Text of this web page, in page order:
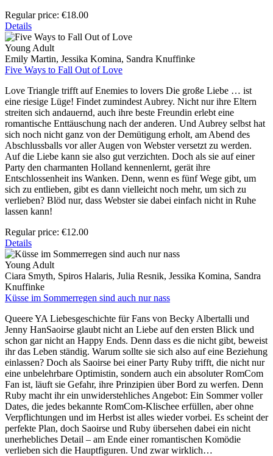
Regular price: €18.00
Details
Young Adult
Emily Martin, Jessika Komina, Sandra Knuffinke
Five Ways to Fall Out of Love
Love Triangle trifft auf Enemies to lovers Die große Liebe … ist
eine riesige Lüge! Findet zumindest Aubrey. Nicht nur ihre Eltern
streiten sich andauernd, auch ihre beste Freundin erlebt eine
romantische Enttäuschung nach der anderen. Und Aubrey selbst hat
sich noch nicht ganz von der Demütigung erholt, am Abend des
Abschlussballs vor aller Augen von Webster versetzt zu werden.
Auf die Liebe kann sie also gut verzichten. Doch als sie auf einer
Party den charmanten Holland kennenlernt, gerät ihre
Entschlossenheit ins Wanken. Denn, wenn es fünf Wege gibt, um
sich zu entlieben, gibt es dann vielleicht noch mehr, um sich zu
verlieben? Blöd nur, dass Webster sie dabei einfach nicht in Ruhe
lassen kann!
Regular price: €12.00
Details
Young Adult
Ciara Smyth, Spiros Halaris, Julia Resnik, Jessika Komina, Sandra
Knuffinke
Küsse im Sommerregen sind auch nur nass
Queere YA Liebesgeschichte für Fans von Becky Albertalli und
Jenny HanSaoirse glaubt nicht an Liebe auf den ersten Blick und
schon gar nicht an Happy Ends. Denn dass es die nicht gibt, beweist
ihr das Leben ständig. Warum sollte sie sich also auf eine Beziehung
einlassen? Doch als Saoirse bei einer Party Ruby trifft, die nicht nur
eine unbelehrbare Optimistin, sondern auch ein absoluter RomCom
Fan ist, läuft sie Gefahr, ihre Prinzipien über Bord zu werfen. Denn
Ruby macht ihr ein unwiderstehliches Angebot: Ein Sommer voller
Dates, die jedes bekannte RomCom-Klischee erfüllen, aber ohne
Verpflichtungen und im Herbst ist alles wieder vorbei. Es scheint der
perfekte Plan, doch Saoirse und Ruby übersehen dabei ein nicht
unerhebliches Detail – am Ende einer romantischen Komödie
verlieben sich die Hauptfiguren. Und zwar wirklich…